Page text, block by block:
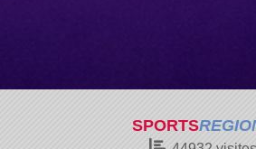
SPORTS